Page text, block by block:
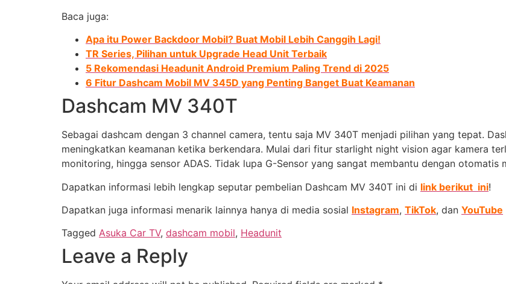
Baca juga:
Apa itu Power Backdoor Mobil? Buat Mobil Lebih Canggih Lagi!
TR Series, Pilihan untuk Upgrade Head Unit Terbaik
5 Rekomendasi Headunit Android Premium Paling Trend di 2025
6 Fitur Dashcam Mobil MV 345D yang Penting Banget Buat Keamanan
Dashcam MV 340T
Sebagai dashcam dengan 3 channel camera, tentu saja MV 340T menjadi pilihan yang tepat.
meningkatkan keamanan ketika berkendara. Mulai dari fitur starlight night vision agar kamera
monitoring, hingga sensor ADAS. Tidak lupa G-Sensor yang sangat membantu dengan otomatis
Dapatkan informasi lebih lengkap seputar pembelian Dashcam MV 340T ini di link berikut ini!
Dapatkan juga informasi menarik lainnya hanya di media sosial Instagram, TikTok, dan YouTube
Tagged Asuka Car TV, dashcam mobil, Headunit
Leave a Reply